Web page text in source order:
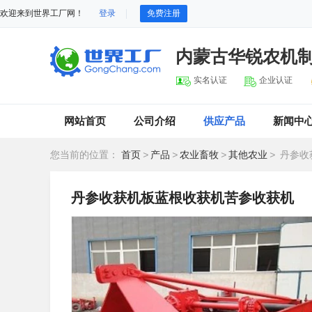
欢迎来到世界工厂网！ 登录 免费注册
内蒙古华锐农机
实名认证 企业认证
网站首页 公司介绍 供应产品 新闻中
您当前的位置： 首页 > 产品 > 农业畜牧 >其他农业 > 丹参收
丹参收获机板蓝根收获机苦参收获机